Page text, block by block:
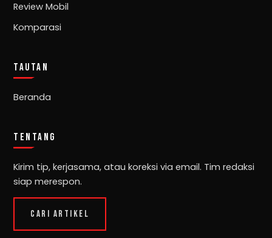
Review Mobil
Komparasi
TAUTAN
Beranda
TENTANG
Kirim tip, kerjasama, atau koreksi via email. Tim redaksi
siap merespon.
CARI ARTIKEL